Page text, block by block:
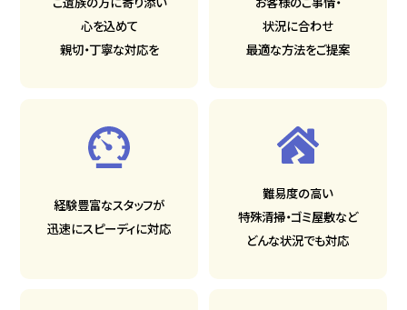
心を込めて
親切・丁寧な対応を
状況に合わせ
最適な方法をご提案
経験豊富なスタッフが
迅速にスピーディに対応
難易度の高い
特殊清掃・ゴミ屋敷など
どんな状況でも対応